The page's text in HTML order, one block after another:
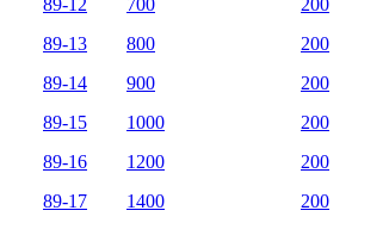
89-12 700 200
89-13 800 200
89-14 900 200
89-15 1000 200
89-16 1200 200
89-17 1400 200